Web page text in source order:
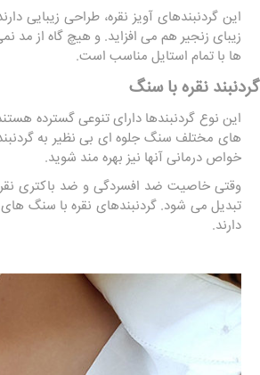
این گردنبندهای آویز نقره، طراحی زیبایی
زیبای زنجیر هم می افزاید. و هیچ گاه از مد
ها با تمام استایل مناسب است.
گردنبند نقره با سنگ
این نوع گردنبندها دارای تنوعی گسترده
های مختلف سنگ جلوه ای بی نظیر به
خواص درمانی آنها نیز بهره مند شوید.
وقتی خاصیت ضد افسردگی و ضد باکتری
تبدیل می شود. گردنبندهای نقره با سنگ
دارند.